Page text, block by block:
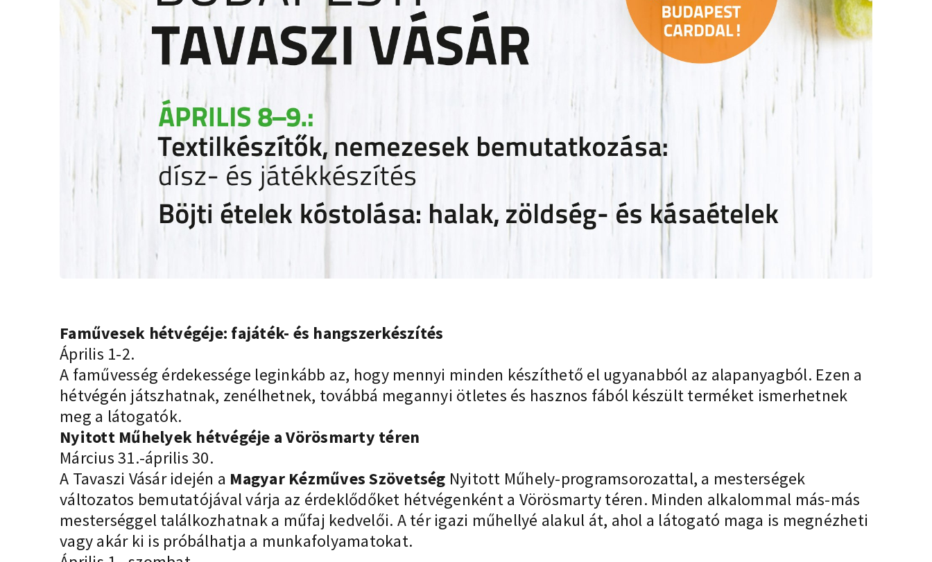
Faművesek hétvégéje: fajáték- és hangszerkészítés
Április 1-2.
A faművesség érdekessége leginkább az, hogy mennyi minden készíthető el ugyanabból az alapanyagból. Ezen a
hétvégén játszhatnak, zenélhetnek, továbbá megannyi ötletes és hasznos fából készült terméket ismerhetnek
meg a látogatók.
Nyitott Műhelyek hétvégéje a Vörösmarty téren
Március 31.-április 30.
A Tavaszi Vásár idején a Magyar Kézműves Szövetség Nyitott Műhely-programsorozattal, a mesterségek
változatos bemutatójával várja az érdeklődőket hétvégenként a Vörösmarty téren. Minden alkalommal más-más
mesterséggel találkozhatnak a műfaj kedvelői. A tér igazi műhellyé alakul át, ahol a látogató maga is megnézheti
vagy akár ki is próbálhatja a munkafolyamatokat.